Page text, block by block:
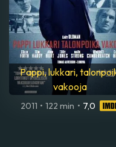
Pappi, lukkari,
vakooja
2011 • 122 min • 7,0